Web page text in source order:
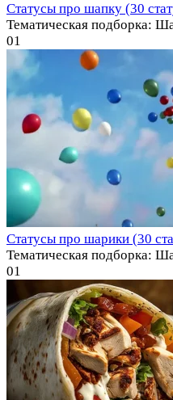
Статусы про шапку (30
Тематическая подборка:
01
Статусы про шарики (30
Тематическая подборка:
01